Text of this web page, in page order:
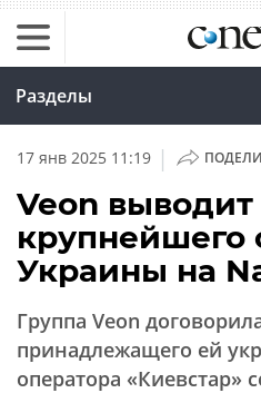
Разделы
17 янв 2025 11:19 |
Veon выводит
крупнейшего
Украины на
Группа Veon
принадлежащего ей
оператора «Киевстар»